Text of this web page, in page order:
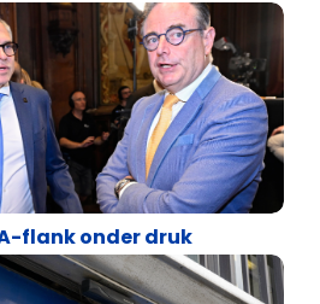
flank onder druk